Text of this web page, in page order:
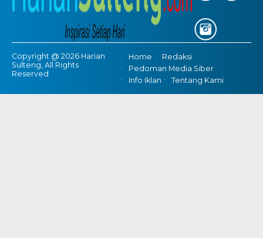
Copyright @ 2026 Harian
Sulteng, All Rights
Reserved
Home
Redaksi
Pedoman Media Siber
Info Iklan
Tentang Kami